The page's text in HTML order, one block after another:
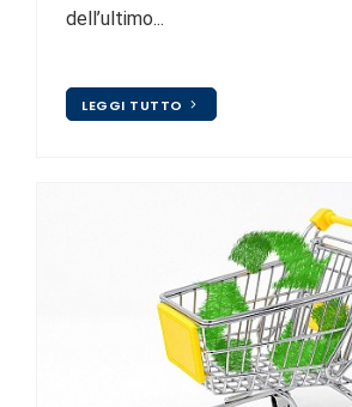
dell’ultimo...
LEGGI TUTTO